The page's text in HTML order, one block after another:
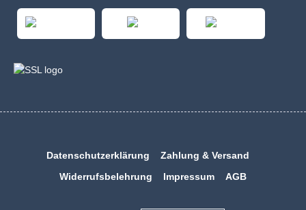
Datenschutzerklärung
Zahlung & Versand
Widerrufsbelehrung
Impressum AGB